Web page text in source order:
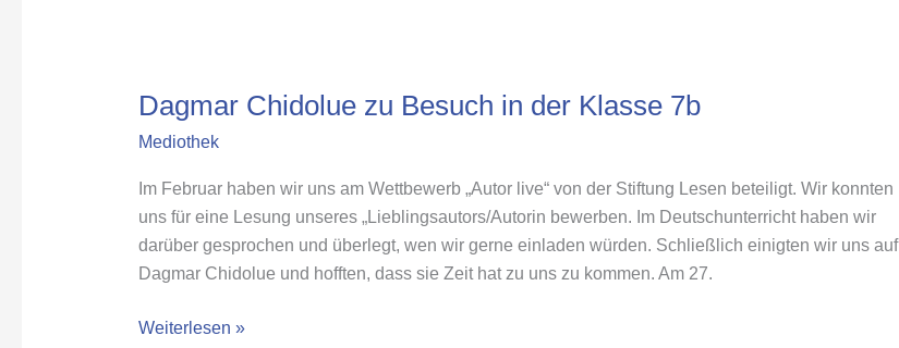
Dagmar Chidolue zu Besuch in der Klasse 7b
Mediothek
Im Februar haben wir uns am Wettbewerb „Autor live“ von der Stiftung Lesen beteiligt. Wir konnten
uns für eine Lesung unseres „Lieblingsautors/Autorin bewerben. Im Deutschunterricht haben wir
darüber gesprochen und überlegt, wen wir gerne einladen würden. Schließlich einigten wir uns auf
Dagmar Chidolue und hofften, dass sie Zeit hat zu uns zu kommen. Am 27.
zu
Besuch
der
Klasse
7b
Weiterlesen »